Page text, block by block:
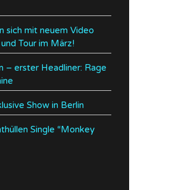
sich mit neuem Video
Tour im März!
– erster Headliner: Rage
Show in Berlin
Single “Monkey